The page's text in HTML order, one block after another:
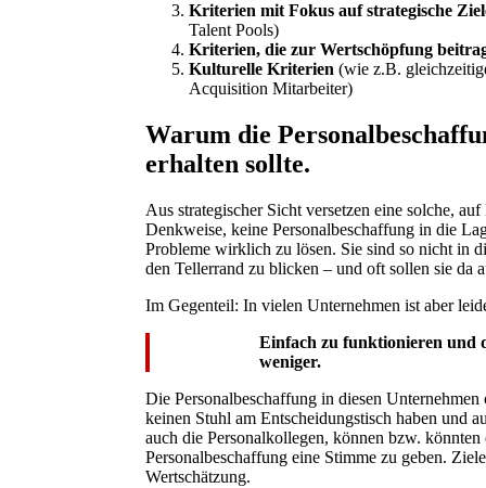
Kriterien mit Fokus auf strategische
Talent Pools)
Kriterien, die zur Wertschöpfung
Kulturelle Kriterien (wie z.B.
Acquisition Mitarbeiter)
Warum die
erhalten sollte.
Aus strategischer Sicht versetzen eine solche,
Denkweise, keine Personalbeschaffung in die
Probleme wirklich zu lösen. Sie sind so nicht in
den Tellerrand zu blicken – und oft sollen sie da
Im Gegenteil: In vielen Unternehmen ist aber
Einfach zu funktionieren und
weniger.
Die Personalbeschaffung in diesen
keinen Stuhl am Entscheidungstisch haben und
auch die Personalkollegen, können bzw.
Personalbeschaffung eine Stimme zu geben.
Wertschätzung.